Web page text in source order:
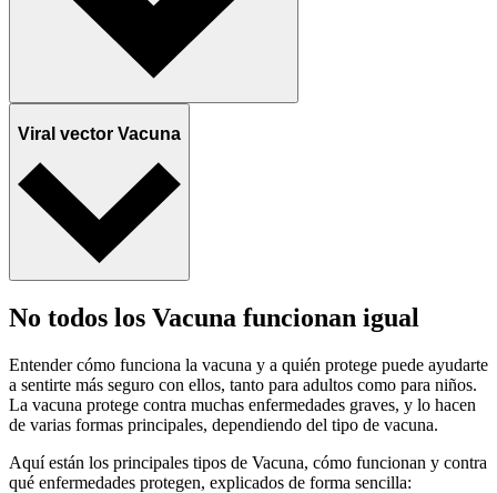
Viral vector Vacuna
No todos los Vacuna funcionan igual
Entender cómo funciona la vacuna y a quién protege puede ayudarte
a sentirte más seguro con ellos, tanto para adultos como para niños.
La vacuna protege contra muchas enfermedades graves, y lo hacen
de varias formas principales, dependiendo del tipo de vacuna.
Aquí están los principales tipos de Vacuna, cómo funcionan y contra
qué enfermedades protegen, explicados de forma sencilla: